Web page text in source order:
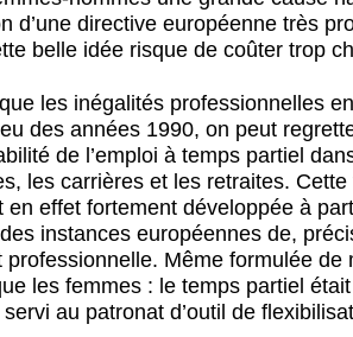
d’une directive européenne très
belle idée risque de coûter trop
les inégalités professionnelles
des années 1990, on peut
de l’emploi à temps partiel
les carrières et les retraites. Cette
en effet fortement développée à
instances européennes de,
Même formulée de
les femmes : le temps partiel
au patronat d’outil de